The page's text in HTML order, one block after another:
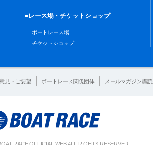
■レース場・チケットショップ
ボートレース場
チケットショップ
見・ご要望 ボートレース関係団体 メールマガジン購読
RACE OFFICIAL WEB ALL RIGHTS RESERVED.